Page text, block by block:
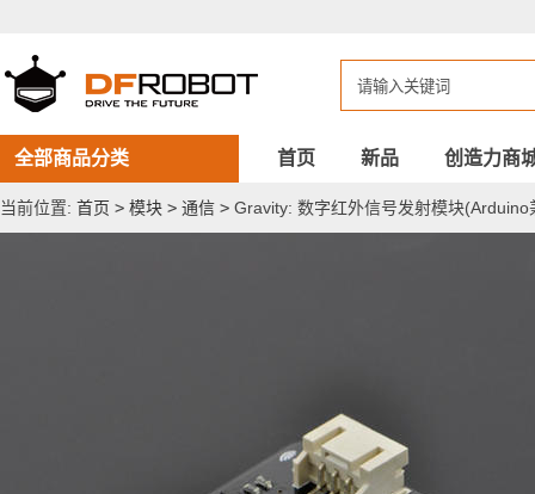
红
外
信
号
发
射
模
块
全部商品分类 首页 新品 创造力商
当前位置: 首页 > 模块 > 通信 > Gravity: 数字红外信号发射模块(Arduino